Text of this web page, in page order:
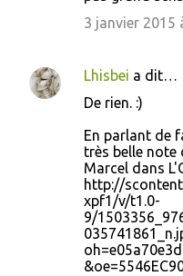
3 janvier 2015
Lhisbei a dit…
De rien. :)
En parlant de
très belle note
Marcel dans
http://
xpf1/v/t1.0-
9/